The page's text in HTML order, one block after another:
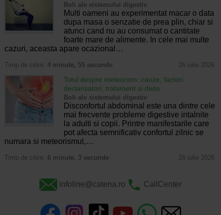
Boli ale sistemului digestiv
Multi oameni au experimentat macar o data
dupa masa o senzatie de prea plin, chiar si
atunci cand nu au consumat o cantitate
foarte mare de alimente. In cele mai multe
cazuri, aceasta apare ocazional…
Timp de citire: 4 minute, 55 secunde 26 iulie 2026
Totul despre meteorism: cauze, factori
declansatori, tratament si dieta
Boli ale sistemului digestiv
Disconfortul abdominal este una dintre cele
mai frecvente probleme digestive intalnite
la adulti si copii. Printre manifestarile care
pot afecta semnificativ confortul zilnic se
numara si meteorismul,…
Timp de citire: 6 minute, 3 secunde 26 iulie 2026
infoline@catena.ro CallCenter